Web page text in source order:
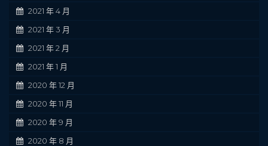
2021 年 4 月
2021 年 3 月
2021 年 2 月
2021 年 1 月
2020 年 12 月
2020 年 11 月
2020 年 9 月
2020 年 8 月